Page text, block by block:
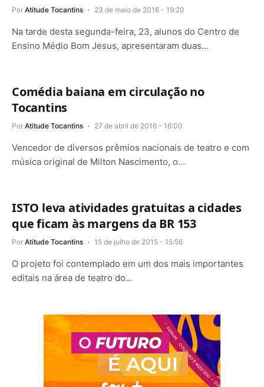
Por Atitude Tocantins 23 de maio de 2016 - 19:20
Na tarde desta segunda-feira, 23, alunos do Centro de
Ensino Médio Bom Jesus, apresentaram duas…
Comédia baiana em circulação no
Tocantins
Por Atitude Tocantins 27 de abril de 2016 - 16:00
Vencedor de diversos prêmios nacionais de teatro e com
música original de Milton Nascimento, o…
ISTO leva atividades gratuitas a cidades
que ficam às margens da BR 153
Por Atitude Tocantins 15 de julho de 2015 - 15:56
O projeto foi contemplado em um dos mais importantes
editais na área de teatro do…